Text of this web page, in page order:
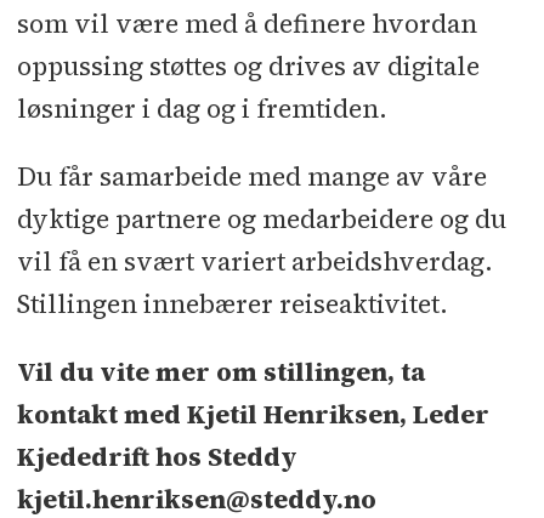
som vil være med å definere hvordan
oppussing støttes og drives av digitale
løsninger i dag og i fremtiden.
Du får samarbeide med mange av våre
dyktige partnere og medarbeidere og du
vil få en svært variert arbeidshverdag.
Stillingen innebærer reiseaktivitet.
Vil du vite mer om stillingen, ta
kontakt med Kjetil Henriksen, Leder
Kjededrift hos Steddy
kjetil.henriksen@steddy.no